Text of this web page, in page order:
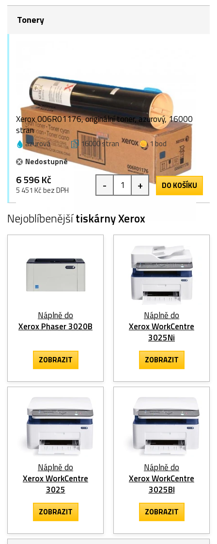
Tonery
Xerox 006R01176, originální toner, azurový, 16000
stran
azurová 16000 stran
1 bod
Nedostupné
6 596 Kč
5 451 Kč bez DPH - + DO KOŠÍKU
Nejoblíbenějšítiskárny Xerox
Náplně do
Xerox Phaser 3020B
ZOBRAZIT
Náplně do
Xerox WorkCentre
3025Ni
ZOBRAZIT
Náplně do
Xerox WorkCentre
3025
ZOBRAZIT
Náplně do
Xerox WorkCentre
3025BI
ZOBRAZIT